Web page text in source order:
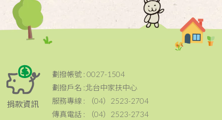
捐款資訊
劃撥帳號 : 0027-1504
劃撥戶名 :北台中家扶中心
服務專線 : （04）2523-2704
傳真電話 : （04）2523-2734